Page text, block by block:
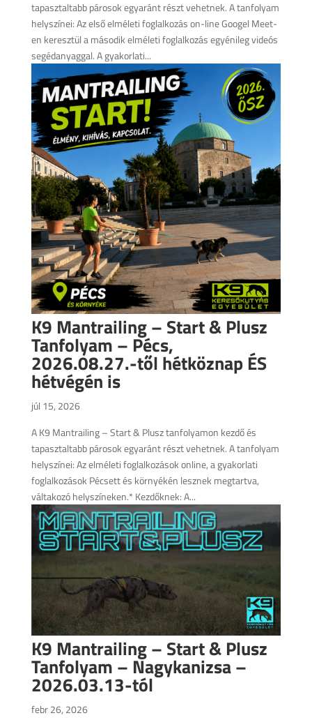
tapasztaltabb párosok egyaránt részt vehetnek. A tanfolyam
helyszínei: Az első elméleti foglalkozás on-line Googel Meet-
en keresztül a második elméleti foglalkozás egyénileg videós
segédanyaggal. A gyakorlati...
K9 Mantrailing – Start & Plusz
Tanfolyam – Pécs,
2026.08.27.-től hétköznap ÉS
hétvégén is
júl 15, 2026
A K9 Mantrailing – Start & Plusz tanfolyamon kezdő és
tapasztaltabb párosok egyaránt részt vehetnek. A tanfolyam
helyszínei: Az elméleti foglalkozások online, a gyakorlati
foglalkozások Pécsett és környékén lesznek megtartva,
váltakozó helyszíneken.* Kezdőknek: A...
K9 Mantrailing – Start & Plusz
Tanfolyam – Nagykanizsa –
2026.03.13-tól
febr 26, 2026